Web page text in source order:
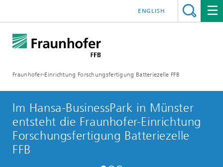
Fraunhofer-Einrichtung Forschungsfertigung Batteriezelle FFB
ENGLISH
Im Hansa-BusinessPark in Münster
entsteht die Fraunhofer-Einrichtung
Forschungsfertigung Batteriezelle
FFB